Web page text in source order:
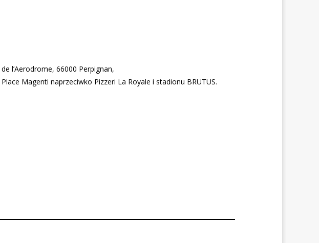
l’Aerodrome, 66000 Perpignan,
Place Magenti naprzeciwko Pizzeri La Royale i stadionu BRUTUS.